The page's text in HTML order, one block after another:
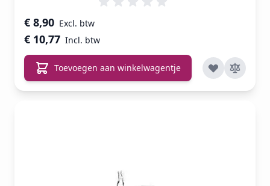
€ 10,77
€ 8,90
Toevoegen aan winkelwagentje